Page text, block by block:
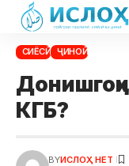
СИЁСӢ ҶИНОӢ
КГБ?
BYИСЛОҲ НЕТ